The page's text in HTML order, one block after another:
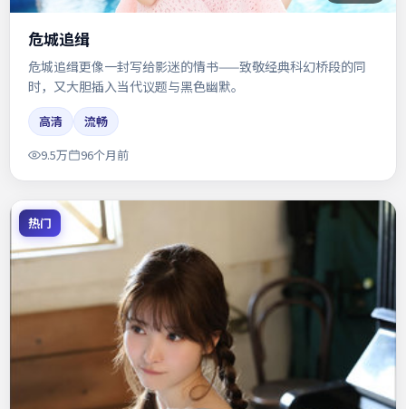
危城追缉
危城追缉更像一封写给影迷的情书——致敬经典科幻桥段的同
时，又大胆插入当代议题与黑色幽默。
高清
流畅
9.5万
96个月前
热门